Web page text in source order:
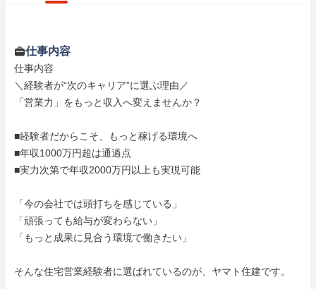
仕事内容
仕事内容
＼経験者が“次のキャリア”に選ぶ理由／
「営業力」をもっと収入へ変えませんか？
■経験者だからこそ、もっと稼げる環境へ
■年収1000万円超は通過点
■実力次第で年収2000万円以上も実現可能
「今の会社では頭打ちを感じている」
「頑張っても給与が変わらない」
「もっと成果に見合う環境で働きたい」
そんな住宅営業経験者に選ばれているのが、ヤマト住建です。